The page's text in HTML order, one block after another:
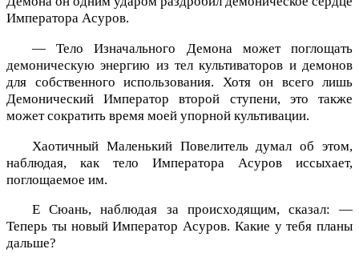
Императора Асуров.
— Тело Изначального Демона может поглощать
демоническую энергию из тел культиваторов и демонов
для собственного использования. Хотя он всего лишь
Демонический Император второй ступени, это также
может сократить время моей упорной культивации.
Хаотичный Маленький Повелитель думал об этом,
наблюдая, как тело Императора Асуров иссыхает,
поглощаемое им.
Е Сюань, наблюдая за происходящим, сказал: —
Теперь ты новый Император Асуров. Какие у тебя планы
дальше?